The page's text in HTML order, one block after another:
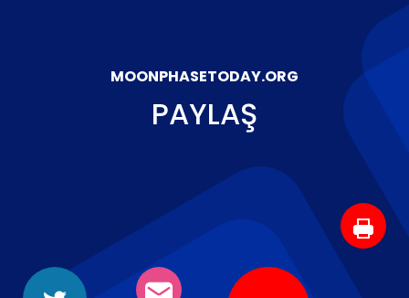
MOONPHASETODAY.ORG
PAYLAŞ